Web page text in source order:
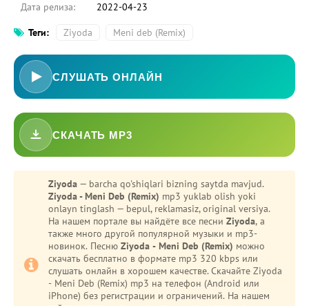
Дата релиза:
2022-04-23
Теги: Ziyoda Meni deb (Remix)
СЛУШАТЬ ОНЛАЙН
СКАЧАТЬ MP3
Ziyoda — barcha qo'shiqlari bizning saytda mavjud.
Ziyoda - Meni Deb (Remix) mp3 yuklab olish yoki
onlayn tinglash — bepul, reklamasiz, original versiya.
На нашем портале вы найдёте все песни Ziyoda, а
также много другой популярной музыки и mp3-
новинок. Песню Ziyoda - Meni Deb (Remix) можно
скачать бесплатно в формате mp3 320 kbps или
слушать онлайн в хорошем качестве. Скачайте Ziyoda
- Meni Deb (Remix) mp3 на телефон (Android или
iPhone) без регистрации и ограничений. На нашем
Oshiq edim